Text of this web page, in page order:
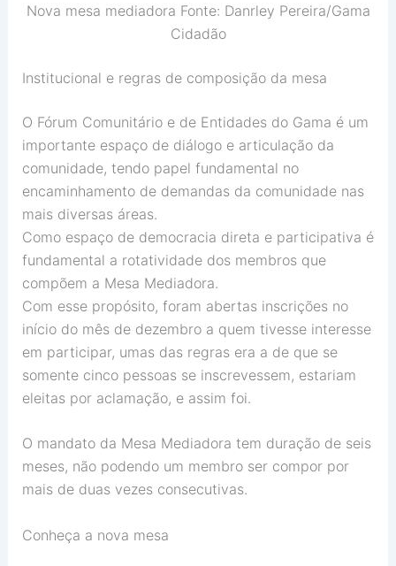
Nova mesa mediadora Fonte: Danrley Pereira/Gama
Cidadão
Institucional e regras de composição da mesa
O Fórum Comunitário e de Entidades do Gama é um
importante espaço de diálogo e articulação da
comunidade, tendo papel fundamental no
encaminhamento de demandas da comunidade nas
mais diversas áreas.
Como espaço de democracia direta e participativa é
fundamental a rotatividade dos membros que
compõem a Mesa Mediadora.
Com esse propósito, foram abertas inscrições no
início do mês de dezembro a quem tivesse interesse
em participar, umas das regras era a de que se
somente cinco pessoas se inscrevessem, estariam
eleitas por aclamação, e assim foi.
O mandato da Mesa Mediadora tem duração de seis
meses, não podendo um membro ser compor por
mais de duas vezes consecutivas.
Conheça a nova mesa